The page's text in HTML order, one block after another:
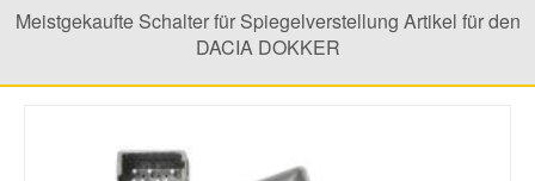
Meistgekaufte Schalter für Spiegelverstellung Artikel für den
DACIA DOKKER
Kia Ersatzteile
Lancia Ersatzteile
Mazda Ersatzteile